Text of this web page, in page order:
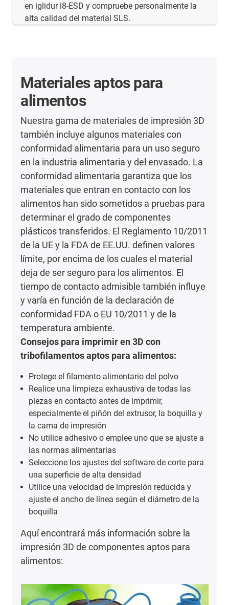
en iglidur i8-ESD y compruebe personalmente la
alta calidad del material SLS.
Materiales aptos para
alimentos
Nuestra gama de materiales de impresión 3D
también incluye algunos materiales con
conformidad alimentaria para un uso seguro
en la industria alimentaria y del envasado. La
conformidad alimentaria garantiza que los
materiales que entran en contacto con los
alimentos han sido sometidos a pruebas para
determinar el grado de componentes
plásticos transferidos. El Reglamento 10/2011
de la UE y la FDA de EE.UU. definen valores
límite, por encima de los cuales el material
deja de ser seguro para los alimentos. El
tiempo de contacto admisible también influye
y varía en función de la declaración de
conformidad FDA o EU 10/2011 y de la
temperatura ambiente.
Consejos para imprimir en 3D con
tribofilamentos aptos para alimentos:
Protege el filamento alimentario del polvo
Realice una limpieza exhaustiva de todas las
piezas en contacto antes de imprimir,
especialmente el piñón del extrusor, la boquilla y
la cama de impresión
No utilice adhesivo o emplee uno que se ajuste a
las normas alimentarias
Seleccione los ajustes del software de corte para
una superficie de alta densidad
Utilice una velocidad de impresión reducida y
ajuste el ancho de línea según el diámetro de la
boquilla
Aquí encontrará más información sobre la
impresión 3D de componentes aptos para
alimentos: